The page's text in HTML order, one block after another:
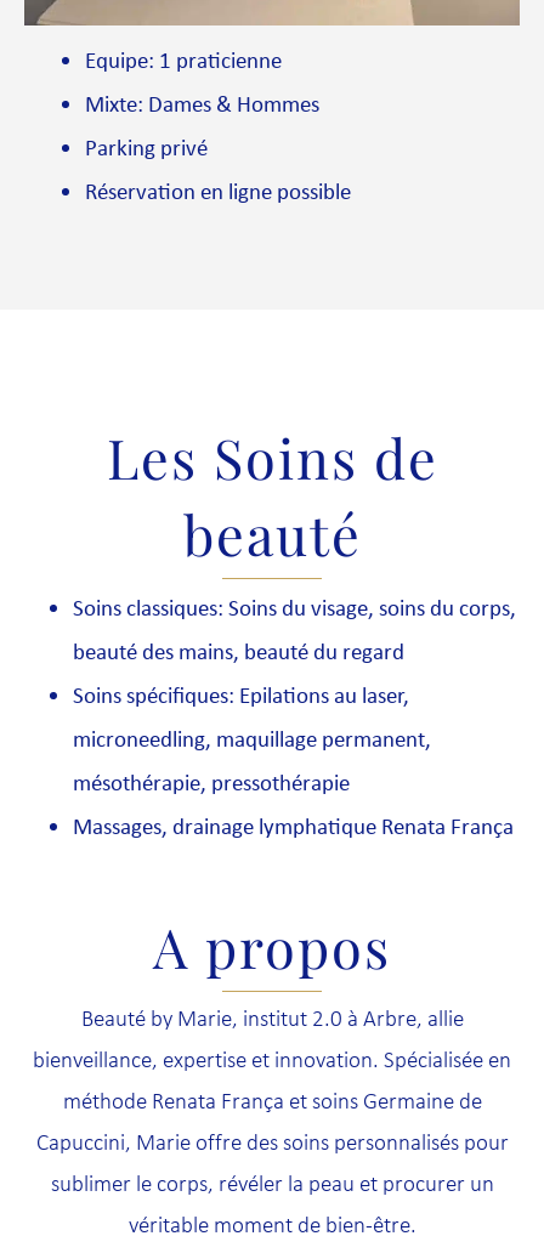
Equipe: 1 praticienne
Mixte: Dames & Hommes
Parking privé
Réservation en ligne possible
Les Soins de
beauté
Soins classiques: Soins du visage, soins du corps,
beauté des mains, beauté du regard
Soins spécifiques: Epilations au laser,
microneedling, maquillage permanent,
mésothérapie, pressothérapie
Massages, drainage lymphatique Renata França
A propos
Beauté by Marie, institut 2.0 à Arbre, allie
bienveillance, expertise et innovation. Spécialisée en
méthode Renata França et soins Germaine de
Capuccini, Marie offre des soins personnalisés pour
sublimer le corps, révéler la peau et procurer un
véritable moment de bien-être.